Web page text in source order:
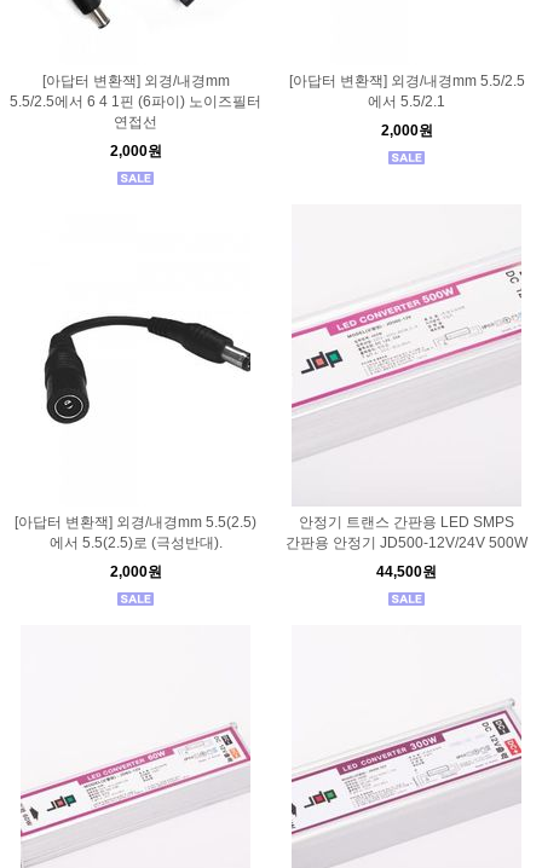
[아답터 변환잭] 외경/내경mm
5.5/2.5에서 6 4 1핀 (6파이) 노이즈필터
연접선
2,000원
[아답터 변환잭] 외경/내경mm 5.5/2.5
에서 5.5/2.1
2,000원
[아답터 변환잭] 외경/내경mm 5.5(2.5)
에서 5.5(2.5)로 (극성반대).
2,000원
안정기 트랜스 간판용 LED SMPS
간판용 안정기 JD500-12V/24V 500W
44,500원